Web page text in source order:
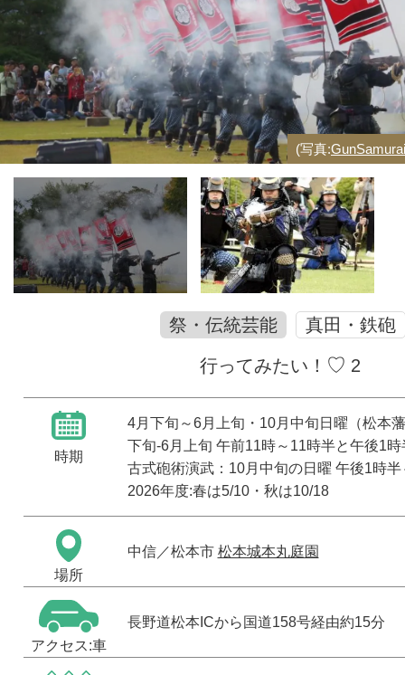
(写真:GunSamurai
祭・伝統芸能 真田・鉄砲
行ってみたい！ ♡ 2
時期
4月下旬～6月上旬・10月中旬日曜（松本
下旬-6月上旬 午前11時～11時半と午後1
古式砲術演武：10月中旬の日曜 午後1時
2026年度:春は5/10・秋は10/18
場所
中信／松本市 松本城本丸庭園
アクセス:車
長野道松本ICから国道158号経由約15分